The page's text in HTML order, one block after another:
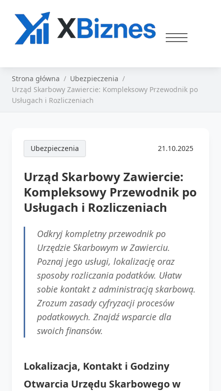
Strona główna
Ubezpieczenia
Urząd Skarbowy Zawiercie: Kompleksowy Przewodnik po
Usługach i Rozliczeniach
Ubezpieczenia 21.10.2025
Urząd Skarbowy Zawiercie:
Kompleksowy Przewodnik po
Usługach i Rozliczeniach
Odkryj kompletny przewodnik po
Urzędzie Skarbowym w Zawierciu.
Poznaj jego usługi, lokalizację oraz
sposoby rozliczania podatków. Ułatw
sobie kontakt z administracją skarbową.
Zrozum zasady cyfryzacji procesów
podatkowych. Znajdź wsparcie dla
swoich finansów.
Lokalizacja, Kontakt i Godziny
Otwarcia Urzędu Skarbowego w